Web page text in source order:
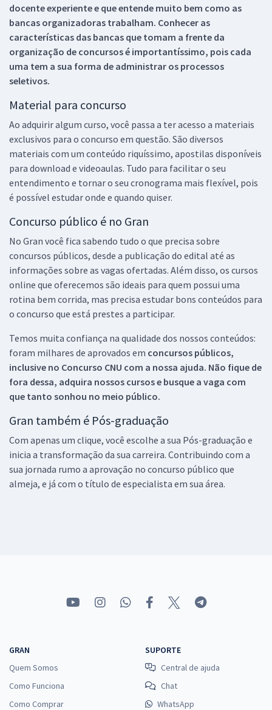
docente experiente e que entende muito bem como as
bancas organizadoras trabalham. Conhecer as
características das bancas que tomam a frente da
organização de concursos é importantíssimo, pois cada
uma tem a sua forma de administrar os processos
seletivos.
Material para concurso
Ao adquirir algum curso, você passa a ter acesso a materiais
exclusivos para o concurso em questão. São diversos
materiais com um conteúdo riquíssimo, apostilas disponíveis
para download e videoaulas. Tudo para facilitar o seu
entendimento e tornar o seu cronograma mais flexível, pois
é possível estudar onde e quando quiser.
Concurso público é no Gran
No Gran você fica sabendo tudo o que precisa sobre
concursos públicos, desde a publicação do edital até as
informações sobre as vagas ofertadas. Além disso, os cursos
online que oferecemos são ideais para quem possui uma
rotina bem corrida, mas precisa estudar bons conteúdos para
o concurso que está prestes a participar.
Temos muita confiança na qualidade dos nossos conteúdos:
foram milhares de aprovados em concursos públicos,
inclusive no Concurso CNU com a nossa ajuda. Não fique de
fora dessa, adquira nossos cursos e busque a vaga com
que tanto sonhou no meio público.
Gran também é Pós-graduação
Com apenas um clique, você escolhe a sua Pós-graduação e
inicia a transformação da sua carreira. Contribuindo com a
sua jornada rumo a aprovação no concurso público que
almeja, e já com o título de especialista em sua área.
GRAN
Quem Somos
Como Funciona
Como Comprar
SUPORTE
Central de ajuda
Chat
WhatsApp